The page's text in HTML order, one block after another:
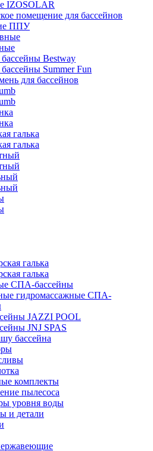
IZOSOLAR
помещение для бассейнов
ППУ
Bestway
Summer Fun
для бассейнов
галька
галька
галька
галька
СПА-бассейны
гидромассажные СПА-
JAZZI POOL
JNJ SPAS
бассейна
комплекты
пылесоса
уровня воды
и детали